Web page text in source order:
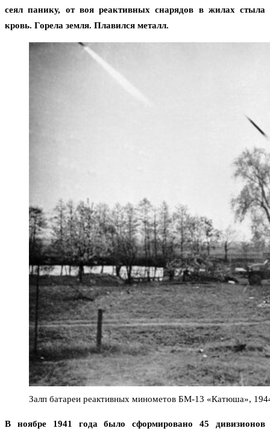
сеял панику, от воя реактивных снарядов в жилах стыла
кровь. Горела земля. Плавился металл.
Залп батареи реактивных минометов БМ-13 «Катюша»,
В ноябре 1941 года было сформировано 45 дивизионов